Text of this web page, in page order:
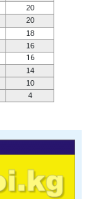
20
20
18
16
16
14
10
4